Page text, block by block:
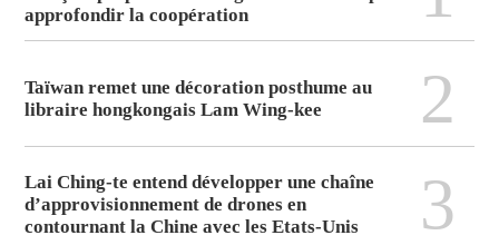
approfondir la coopération
Taïwan remet une décoration posthume au
libraire hongkongais Lam Wing-kee
2
Lai Ching-te entend développer une chaîne
d’approvisionnement de drones en
contournant la Chine avec les Etats-Unis
3